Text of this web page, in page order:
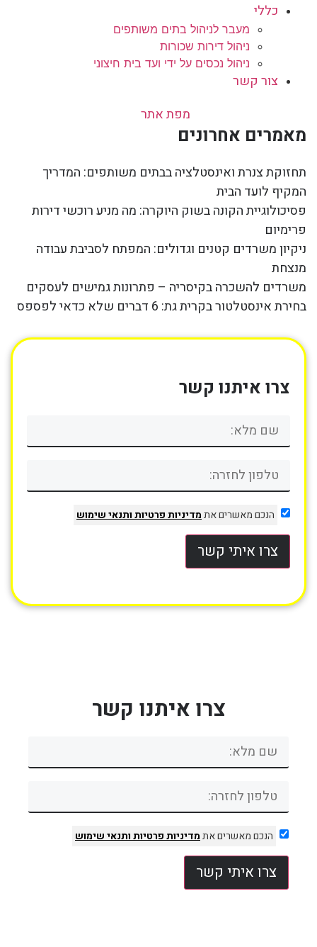
כללי
מעבר לניהול בתים משותפים
ניהול דירות שכורות
ניהול נכסים על ידי ועד בית חיצוני
צור קשר
מפת אתר
מאמרים אחרונים
תחזוקת צנרת ואינסטלציה בבתים משותפים: המדריך
המקיף לועד הבית
פסיכולוגיית הקונה בשוק היוקרה: מה מניע רוכשי דירות
פרימיום
ניקיון משרדים קטנים וגדולים: המפתח לסביבת עבודה
מנצחת
משרדים להשכרה בקיסריה – פתרונות גמישים לעסקים
בחירת אינסטלטור בקרית גת: 6 דברים שלא כדאי לפספס
צרו איתנו קשר
הנכם מאשרים אתמדיניות פרטיותותנאי שימוש
צרו איתי קשר
צרו איתנו קשר
הנכם מאשרים אתמדיניות פרטיותותנאי שימוש
צרו איתי קשר